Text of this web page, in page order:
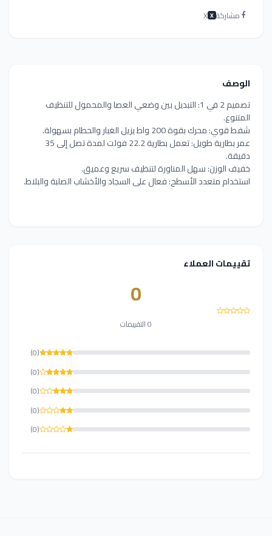
مشاركة X
X
الوصف
تصميم 2 في 1: التبديل بين وضعي العصا والمحمول للتنظيف
المتنوع.
شفط قوي: محرك بقوة 200 واط يزيل الغبار والحطام بسهولة.
عمر بطارية طويل: تعمل بطارية 22.2 فولت لمدة تصل إلى 35
دقيقة.
خفيف الوزن: سهل المناورة لتنظيف سريع وعميق.
استخدام متعدد الأسطح: فعال على السجاد والأخشاب الصلبة والبلاط.
تقييمات العملاء
0
0 التقييمات
(0)
(0)
(0)
(0)
(0)